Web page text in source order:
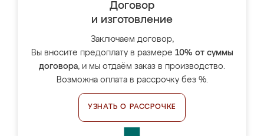
Договор
и изготовление
Заключаем договор,
Вы вносите предоплату в размере 10% от суммы
договора, и мы отдаём заказ в производство.
Возможна оплата в рассрочку без %.
УЗНАТЬ О РАССРОЧКЕ